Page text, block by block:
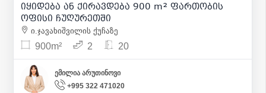
15
იყიდება ან ქირავდება 900 m² ფართობის
ოფისი ჩუღურეთში
ი.ჯავახიშვილის ქუჩაზე
900m² 2 20
ემილია არუთინოვი
+995 322 471020